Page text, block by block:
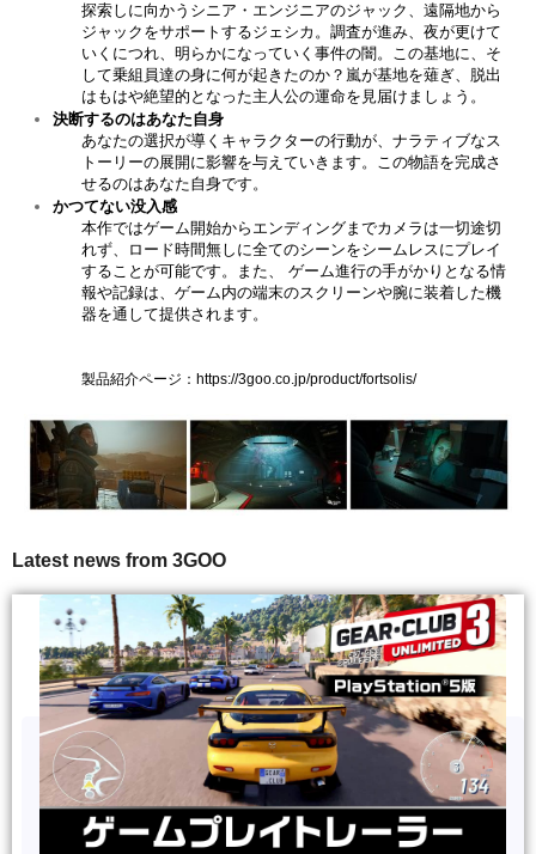
探索しに向かう シニア・ エンジニアのジャック、遠隔地から
ジャックをサポートするジェシカ。調査が進み、夜が更けて
いくにつれ、明らかになっていく事件の闇。この基地に、そ
して乗組員達の身に何が起きたのか？嵐が基地を薙ぎ、脱出
はもはや絶望的 となった主人公の運命を見届けましょう。
決断するのはあなた自身
あなたの選択が導くキャラクターの行動が、ナラティブなス
トーリーの展開 に影響を与えていきます。この物語を完成さ
せるのはあなた自身です。
かつてない没入感
本作ではゲーム開始からエンディングまでカメラは一切途切
れず、ロード時間無しに全てのシーンをシームレスにプレイ
すること が可能です。また、
ゲーム進行の手がかりとなる情
報や記録は、 ゲーム内の端末のスクリーンや腕に装着した機
器を通して提供されます。
製品紹介ページ： https://3goo.co.jp/product/fortsolis/
Latest news from 3GOO